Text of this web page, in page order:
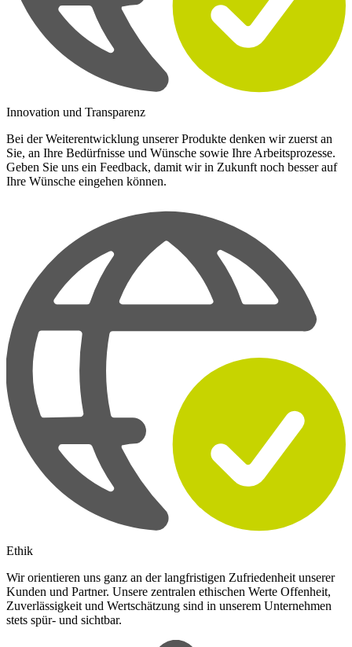
Innovation und Transparenz
Bei der Weiterentwicklung unserer Produkte denken wir zuerst an
Sie, an Ihre Bedürfnisse und Wünsche sowie Ihre Arbeitsprozesse.
Geben Sie uns ein Feedback, damit wir in Zukunft noch besser auf
Ihre Wünsche eingehen können.
Ethik
Wir orientieren uns ganz an der langfristigen Zufriedenheit unserer
Kunden und Partner. Unsere zentralen ethischen Werte Offenheit,
Zuverlässigkeit und Wertschätzung sind in unserem Unternehmen
stets spür- und sichtbar.